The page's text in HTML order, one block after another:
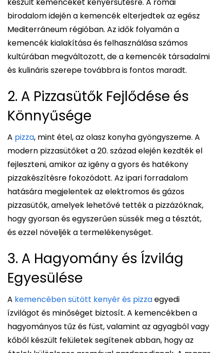
birodalom idején a kemencék elterjedtek az egész
Mediterráneum régióban. Az idők folyamán a
kemencék kialakítása és felhasználása számos
kultúrában megváltozott, de a kemencék társadalmi
és kulináris szerepe továbbra is fontos maradt.
2. A Pizzasütők Fejlődése és
Könnyűsége
A pizza, mint étel, az olasz konyha gyöngyszeme. A
modern pizzasütőket a 20. század elején kezdték el
fejleszteni, amikor az igény a gyors és hatékony
pizzakészítésre fokozódott. Az ipari forradalom
hatására megjelentek az elektromos és gázos
pizzasütők, amelyek lehetővé tették a pizzázóknak,
hogy gyorsan és egyszerűen süssék meg a tésztát,
és ezzel növeljék a termelékenységet.
3. A Hagyomány és Ízvilág
Egyesülése
A kemencében sütött kenyér és pizzaegyedi
ízvilágot és minőséget biztosít. A kemencékben a
hagyományos tűz és füst, valamint az agyagból vagy
kőből készült felületek segítenek abban, hogy az